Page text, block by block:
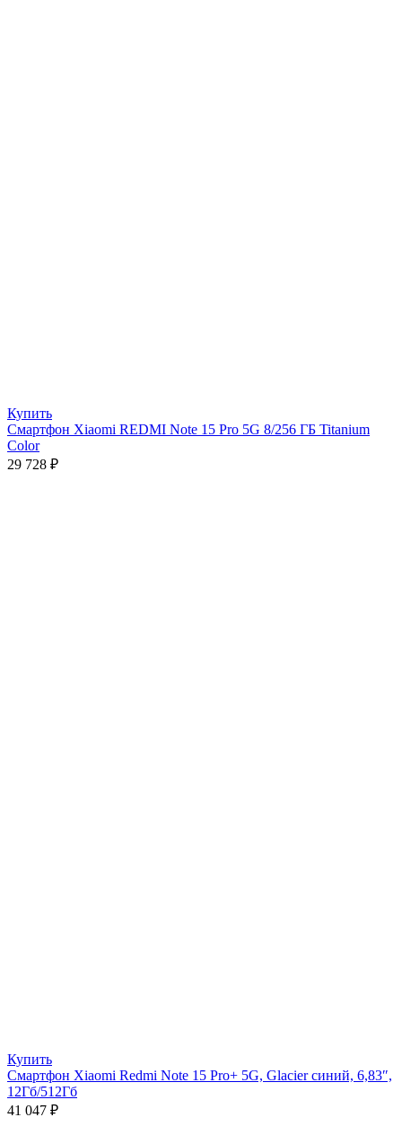
Купить
Смартфон Xiaomi REDMI Note 15 Pro 5G 8/256 ГБ Titanium
Color
29 728 ₽
Купить
Смартфон Xiaomi Redmi Note 15 Pro+ 5G, Glacier синий, 6,83″,
12Гб/512Гб
41 047 ₽